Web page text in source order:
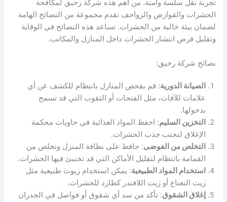
تجربة نقل سلسة وآمنة. من أهم هذه شركة رحيق لمكافحة
الحشرات والقوارض والزواحف تقدم مجموعة من النصائح الهامة
لضمان بيئة خالية من الحشرات. تساعد هذه النصائح في الوقاية
وتقليل فرص انتشار الحشرات داخل المنازل والمكاتب.
نصائح شركة رحيق:
الصيانة الدورية: قم بفحص المنازل بانتظام للكشف عن أي
علامات للآفات، مثل الفتحات أو الثقوب التي قد تسمح
بدخولها.
التخزين السليم: احفظ المواد الغذائية في حاويات محكمة
الإغلاق لتجنب جذب الحشرات.
التخلص من الفوضى: حافظ على نظافة المنزل وتخلص من
القمامة بانتظام لتقليل الأماكن التي قد تختبئ فيها الحشرات.
استخدام المواد الطبيعية: يمكن استخدام زيوت طبيعية مثل
زيت النعناع أو زيت اللافندر كطارد للحشرات.
إغلاق الشقوق: تأكد من سد أي شقوق أو فواصل في الجدران